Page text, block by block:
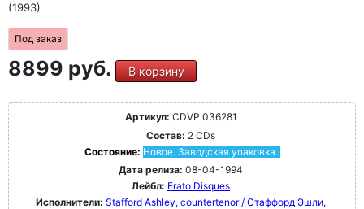
(1993)
Под заказ
8899 руб. В корзину
Артикул: CDVP 036281
Состав: 2 CDs
Состояние: Новое. Заводская упаковка.
Дата релиза: 08-04-1994
Лейбл: Erato Disques
Исполнители: Stafford Ashley, countertenor / Стаффорд Эшли,